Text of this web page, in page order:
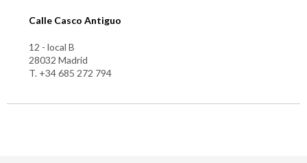
Calle Casco Antiguo
12 - local B
28032 Madrid
T. +34 685 272 794